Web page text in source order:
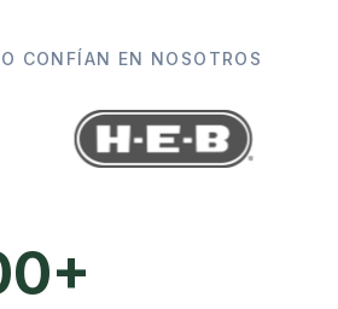
CONFÍAN EN NOSOTROS